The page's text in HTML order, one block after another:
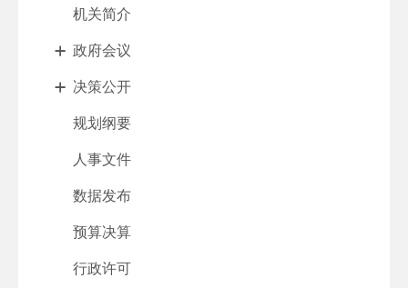
机关简介
政府会议
决策公开
规划纲要
人事文件
数据发布
预算决算
行政许可